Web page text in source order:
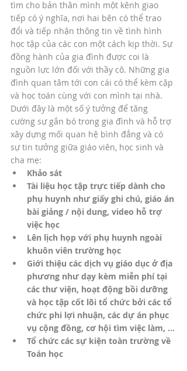
tìm cho bản thân mình một kênh giao
tiếp có ý nghĩa, nơi hai bên có thể trao
đổi và tiếp nhận thông tin về tình hình
học tập của các con một cách kịp thời. Sự
đồng hành của gia đình được coi là
nguồn lực lớn đối với thầy cô. Những gia
đình quan tâm tới con cái có thể kèm cặp
và học toán cùng với con mình tại nhà.
Dưới đây là một số ý tưởng để tăng
cường sự gắn bó trong gia đình và hỗ trợ
xây dựng mối quan hệ bình đẳng và có
sự tin tưởng giữa giáo viên, học sinh và
cha mẹ:
Khảo sát
Tài liệu học tập trực tiếp dành cho
phụ huynh như giấy ghi chú, giáo án
bài giảng / nội dung, video hỗ trợ
việc học
Lên lịch họp với phụ huynh ngoài
khuôn viên trường học
Giới thiệu các dịch vụ giáo dục ở địa
phương như dạy kèm miễn phí tại
các thư viện, hoạt động bồi dưỡng
và học tập cốt lõi tổ chức bởi các tổ
chức phi lợi nhuận, các dự án phục
vụ cộng đồng, cơ hội tìm việc làm, …
Tổ chức các sự kiện toàn trường về
Toán học